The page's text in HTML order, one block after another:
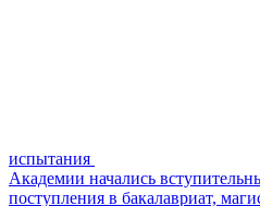
испытания
Академии начались
поступления в бакалавриат,